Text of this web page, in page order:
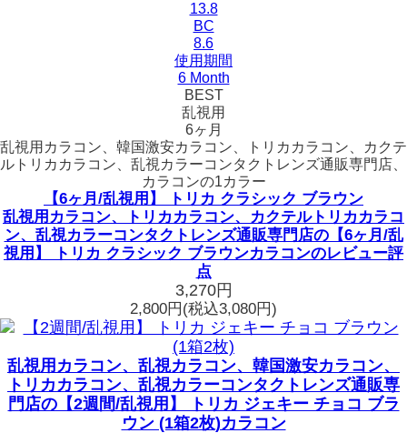
13.8
BC
8.6
使用期間
6 Month
BEST
乱視用
6ヶ月
乱視用カラコン、韓国激安カラコン、トリカカラコン、カクテ
ルトリカカラコン、乱視カラーコンタクトレンズ通販専門店、
カラコンの1カラー
【6ヶ月/乱視用】 トリカ クラシック ブラウン
乱視用カラコン、トリカカラコン、カクテルトリカカラコ
ン、乱視カラーコンタクトレンズ通販専門店の【6ヶ月/乱
視用】 トリカ クラシック ブラウンカラコンのレビュー評
点
3,270円
2,800円 (税込3,080円)
乱視用カラコン、乱視カラコン、韓国激安カラコン、
トリカカラコン、乱視カラーコンタクトレンズ通販専
門店の【2週間/乱視用】 トリカ ジェキー チョコ ブラ
ウン (1箱2枚)カラコン